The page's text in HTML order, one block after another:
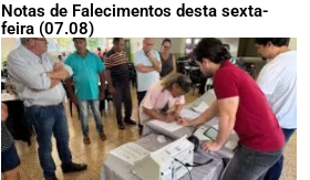
Notas de Falecimentos desta sexta-
feira (07.08)